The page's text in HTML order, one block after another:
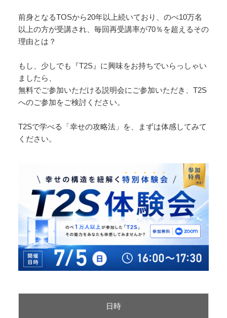
前身となるTOSから20年以上続いており、のべ10万名
以上の方が受講され、毎回再受講率が70％を超えるその
理由とは？
もし、少しでも『T2S』に興味をお持ちでいらっしゃい
ましたら、
無料でご参加いただける説明会にご参加いただき、T2S
へのご参加をご検討ください。
T2Sで学べる「幸せの攻略法」を、まずは体感してみて
ください。
日時